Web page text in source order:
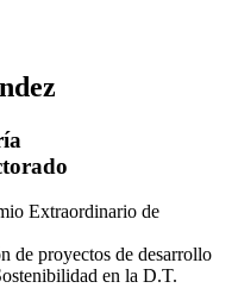
Extraordinario de
de proyectos de desarrollo
en la D.T.